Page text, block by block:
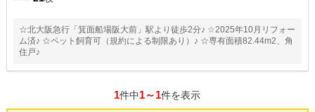
☆北大阪急行「箕面船場阪大前」駅より徒歩2分♪ ☆2025年10月リフォー
ム済♪ ☆ペット飼育可（規約による制限あり）♪ ☆専有面積82.44m2、角
住戸♪
1件中1～1件を表示